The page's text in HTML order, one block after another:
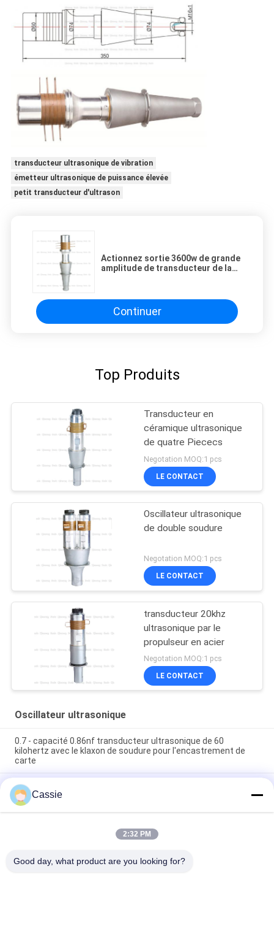
transducteur ultrasonique de vibration
émetteur ultrasonique de puissance élevée
petit transducteur d'ultrason
Actionnez sortie 3600w de grande
amplitude de transducteur de la
Continuer
Top Produits
Transducteur en
céramique ultrasonique
de quatre Piececs
Negotation MOQ:1 pcs
LE CONTACT
Oscillateur ultrasonique
de double soudure
Negotation MOQ:1 pcs
LE CONTACT
transducteur 20khz
ultrasonique par le
propulseur en acier
Negotation MOQ:1 pcs
LE CONTACT
Oscillateur ultrasonique
0.7 - capacité 0.86nf transducteur ultrasonique de 60
kilohertz avec le klaxon de soudure pour l'encastrement de
carte
Fourniture du masque assortissant l'équipement ultrasonique
nécessaire avec le cachetage de transducteur de la
céramique 20Khz
les pièces de rechange ultrasoniques du transducteur 2600w
de la puissance 15Khz élevée pour N95 masquent la ligne
Cassie
2:32 PM
Good day, what product are you looking for?